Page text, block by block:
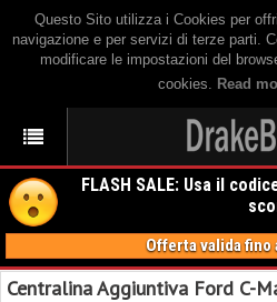
Questo Sito utilizza i Cookies per
navigazione e per servizi di terze parti.
modificare le impostazioni del
cookies. Read
FLASH SALE: Usa il
Offerta valida fino
Centralina Aggiuntiva Ford C-